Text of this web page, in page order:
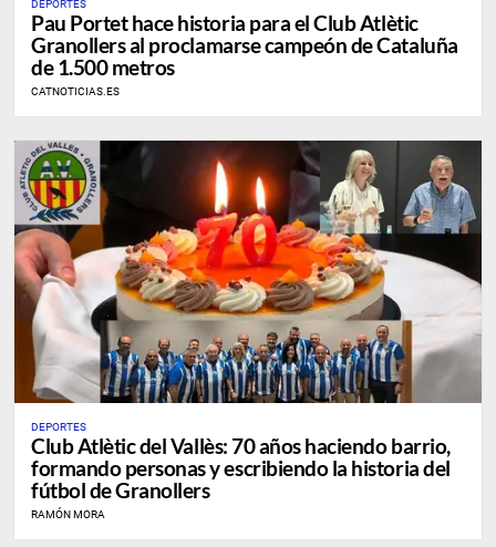
DEPORTES
Pau Portet hace historia para el Club Atlètic
Granollers al proclamarse campeón de Cataluña
de 1.500 metros
CATNOTICIAS.ES
DEPORTES
Club Atlètic del Vallès: 70 años haciendo barrio,
formando personas y escribiendo la historia del
fútbol de Granollers
RAMÓN MORA